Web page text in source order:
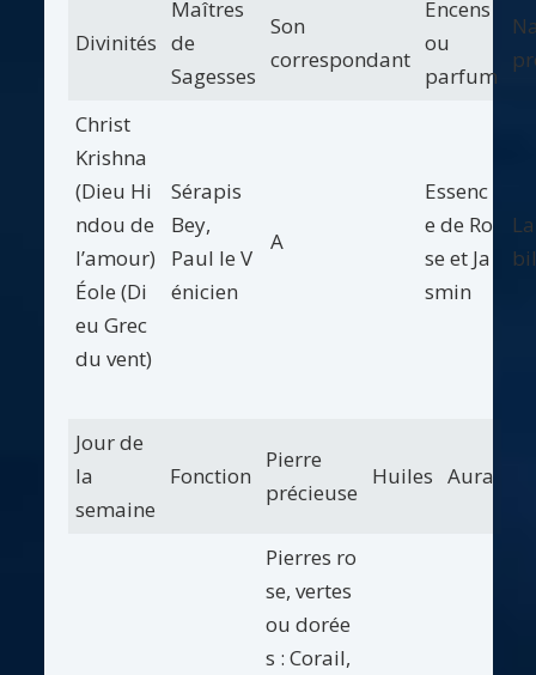
Divinités
Maîtres
de
Sagesses
Son
correspondant
Encens
ou
parfum
Christ
Krishna
(Dieu Hi
ndou de
l’amour)
Éole (Di
eu Grec
du vent)
Sérapis
Bey,
Paul le V
énicien
A
Essenc
e de Ro
se et Ja
smin
Jour de
la
semaine
Fonction
Pierre
précieuse
Huiles Aura
Pierres ro
se, vertes
ou dorée
s : Corail,